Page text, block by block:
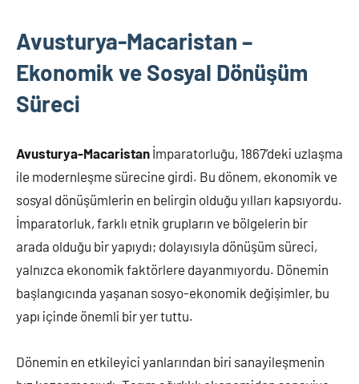
Avusturya-Macaristan –
Ekonomik ve Sosyal Dönüşüm
Süreci
Avusturya-Macaristan İmparatorluğu, 1867’deki uzlaşma
ile modernleşme sürecine girdi. Bu dönem, ekonomik ve
sosyal dönüşümlerin en belirgin olduğu yılları kapsıyordu.
İmparatorluk, farklı etnik grupların ve bölgelerin bir
arada olduğu bir yapıydı; dolayısıyla dönüşüm süreci,
yalnızca ekonomik faktörlere dayanmıyordu. Dönemin
başlangıcında yaşanan sosyo-ekonomik değişimler, bu
yapı içinde önemli bir yer tuttu.
Dönemin en etkileyici yanlarından biri sanayileşmenin